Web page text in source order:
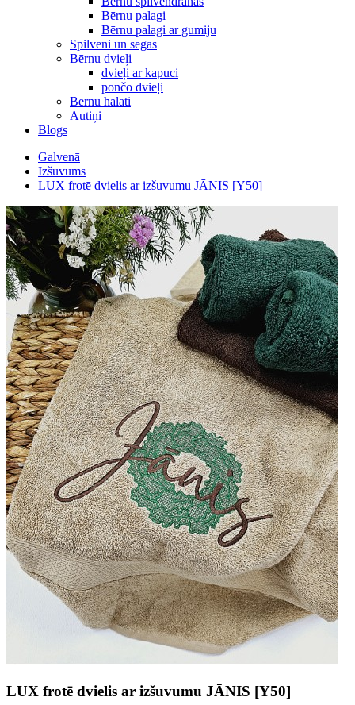
Bērnu palagi
Bērnu palagi ar gumiju
Spilveni un segas
Bērnu dvieļi
dvieļi ar kapuci
pončo dvieļi
Bērnu halāti
Autiņi
Blogs
Galvenā
Izšuvums
LUX frotē dvielis ar izšuvumu JĀNIS [Y50]
LUX frotē dvielis ar izšuvumu JĀNIS [Y50]